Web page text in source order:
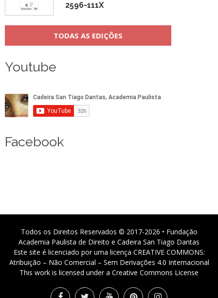
2596-111X
TODAS AS EDIÇÕES
Youtube
Facebook
Todos os Direitos Reservados © 2017-2026 • Fundação
Academia Paulista de Direito e Cadeira San Tiago Dantas
Este site é licenciado por uma licença CREATIVE COMMONS:
Atribuição – Não Comercial – Sem Derivações 4.0 Internacional
This work is licensed under a Creative Commons License